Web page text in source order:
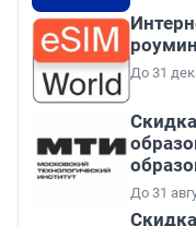
До 31
До 31